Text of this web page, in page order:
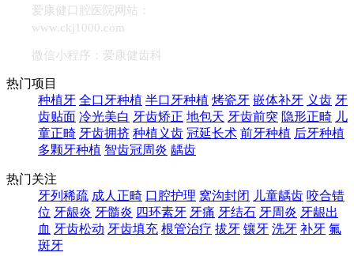
爱康健口腔医院网站：
www.ckj1000.com
微信小程序：爱康健齿科
热门项目
种植牙 全口牙种植 半口牙种植 烤瓷牙 嵌体补牙 义齿 牙
齿贴面 冷光美白 牙齿矫正 地包天 牙齿前突 隐形正畸 儿
童正畸 牙齿拥挤 种植义齿 冠延长术 前牙种植 后牙种植
多颗牙种植 智齿冠周炎 龋齿
热门关注
牙列稀疏 成人正畸 口腔护理 窝沟封闭 儿童龋齿 咬合错
位 牙龈炎 牙髓炎 四环素牙 牙痛 牙结石 牙周炎 牙龈出
血 牙齿松动 牙齿填充 根管治疗 拔牙 镶牙 洗牙 补牙 氟
斑牙